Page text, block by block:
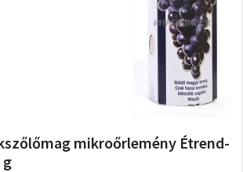
mikroőrlemény Étrend-
g